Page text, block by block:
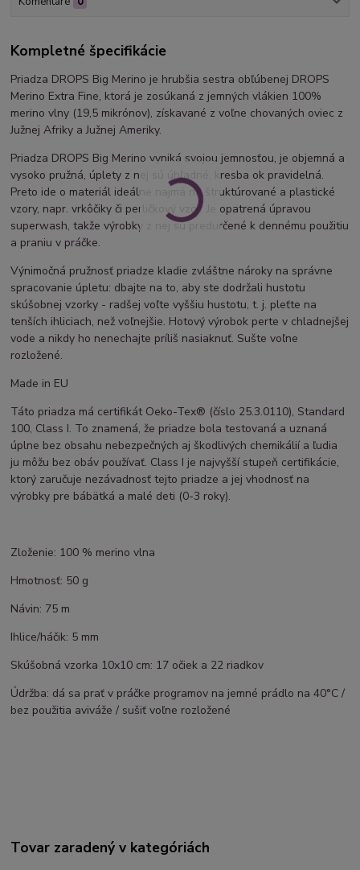
Kompletné špecifikácie
Priadza DROPS Big Merino je hrubšia sestra obľúbenej DROPS
Merino Extra Fine, ktorá je zosúkaná z jemných vlákien 100%
merino vlny (19,5 mikrónov), získavané z voľne chovaných oviec z
Južnej Afriky a Južnej Ameriky.
Priadza DROPS Big Merino vyniká svojou jemnosťou, je objemná a
vysoko pružná, úplety z nej sú úhľadné, kresba ok pravidelná.
Preto ide o materiál ideálne najmä na štruktúrované a plastické
vzory, napr. vrkôčiky či perličkový vzor. Je opatrená úpravou
superwash, takže výrobky z nej sú predurčené k dennému použitiu
a praniu v práčke.
Výnimočná pružnosť priadze kladie zvláštne nároky na správne
spracovanie úpletu: dbajte na to, aby ste dodržali hustotu
skúšobnej vzorky - radšej voľte vyššiu hustotu, t. j. pleťte na
tenších ihliciach, než voľnejšie. Hotový výrobok perte v chladnejšej
vode a nikdy ho nenechajte príliš nasiaknuť. Sušte voľne
rozložené.
Made in EU
Táto priadza má certifikát Oeko-Tex® (číslo 25.3.0110), Standard
100, Class I. To znamená, že priadze bola testovaná a uznaná
úplne bez obsahu nebezpečných aj škodlivých chemikálií a ľudia
ju môžu bez obáv používať. Class I je najvyšší stupeň certifikácie,
ktorý zaručuje nezávadnosť tejto priadze a jej vhodnosť na
výrobky pre bábätká a malé deti (0-3 roky).
Zloženie: 100 % merino vlna
Hmotnosť: 50 g
Návin: 75 m
Ihlice/háčik: 5 mm
Skúšobná vzorka 10x10 cm: 17 očiek a 22 riadkov
Údržba: dá sa prať v práčke programov na jemné prádlo na 40°C /
bez použitia aviváže / sušiť voľne rozložené
Tovar zaradený v kategóriách